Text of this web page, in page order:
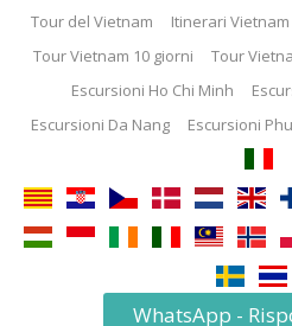
WhatsApp -
© 2013 - 2025
Tour del Vietnam
Itinerari Vietnam
Tour Vietnam 10 giorni
Tour
Escursioni Ho Chi Minh
Escursioni Da Nang
Escursioni